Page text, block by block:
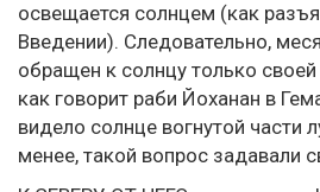
освещается солнцем (как
Введении). Следовательно,
обращен к солнцу только
как говорит раби Йоханан в
видело солнце вогнутой части
менее, такой вопрос задавали